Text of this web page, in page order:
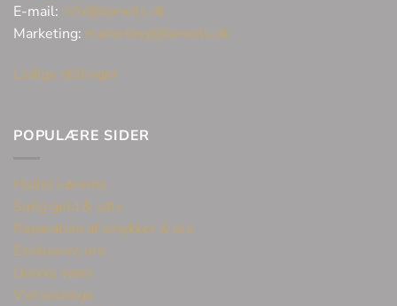
E-mail: info@bonells.dk
Marketing: marketing@bonells.dk
Ledige stillinger
POPULÆRE SIDER
Huller i ørerne
Sælg guld & sølv
Reparation af smykker & ure
Eksklusive ure
Unikke varer
Vielsesringe